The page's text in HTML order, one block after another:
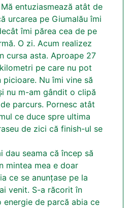
entuziasmează atât de
urcarea pe Giumalău îmi
îmi părea cea de pe
O zi. Acum realizez
cursa asta. Aproape 27
pe care nu pot
picioare. Nu îmi vine să
nu m-am gândit o clipă
parcurs. Pornesc atât
ce duce spre ultima
de zici că finish-ul se
dau seama că încep să
mintea mea e doar
ce se anunțase pe la
venit. S-a răcorit în
energie de parcă abia ce